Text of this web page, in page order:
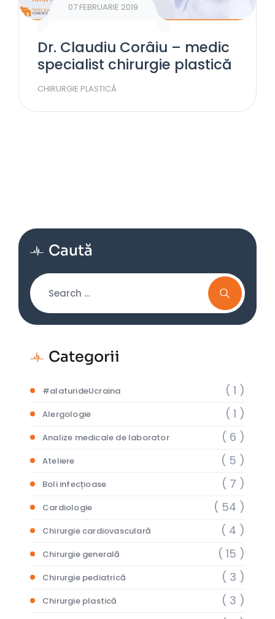
07 FEBRUARIE 2019
Dr. Claudiu Corâiu – medic
specialist chirurgie plastică
CHIRURGIE PLASTICĂ
Caută
Categorii
#alaturideUcraina ( 1 )
Alergologie ( 1 )
Analize medicale de laborator ( 6 )
Ateliere ( 5 )
Boli infecțioase ( 7 )
Cardiologie ( 54 )
Chirurgie cardiovasculară ( 4 )
Chirurgie generală ( 15 )
Chirurgie pediatrică ( 3 )
Chirurgie plastică ( 3 )